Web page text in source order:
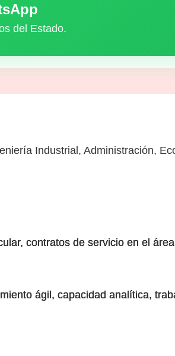
del Estado.
Industrial, Administración,
contratos de servicio en el
ágil, capacidad analítica,